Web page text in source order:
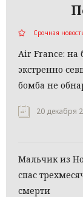
Срочная
Air France: на
экстренно
бомба не
20 декабря
Мальчик из
спас
смерти